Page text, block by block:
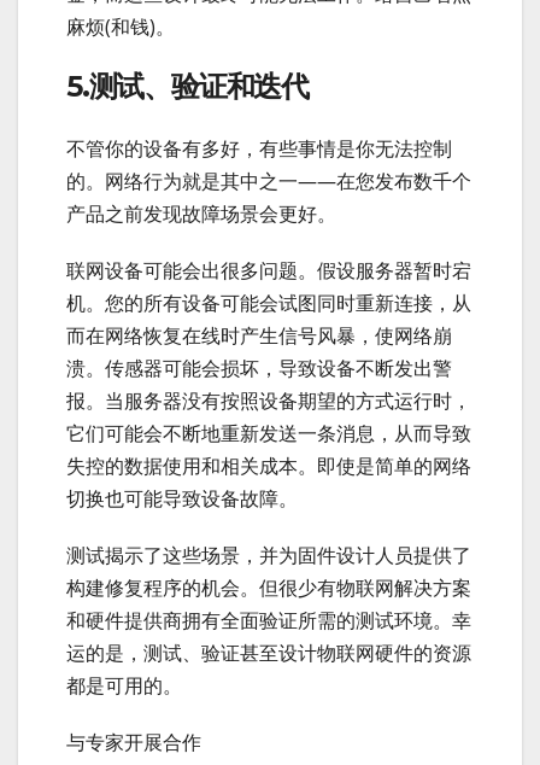
麻烦(和钱)。
5.测试、验证和迭代
不管你的设备有多好，有些事情是你无法控制
的。网络行为就是其中之一——在您发布数千个
产品之前发现故障场景会更好。
联网设备可能会出很多问题。假设服务器暂时宕
机。您的所有设备可能会试图同时重新连接，从
而在网络恢复在线时产生信号风暴，使网络崩
溃。传感器可能会损坏，导致设备不断发出警
报。当服务器没有按照设备期望的方式运行时，
它们可能会不断地重新发送一条消息，从而导致
失控的数据使用和相关成本。即使是简单的网络
切换也可能导致设备故障。
测试揭示了这些场景，并为固件设计人员提供了
构建修复程序的机会。但很少有物联网解决方案
和硬件提供商拥有全面验证所需的测试环境。幸
运的是，测试、验证甚至设计物联网硬件的资源
都是可用的。
与专家开展合作